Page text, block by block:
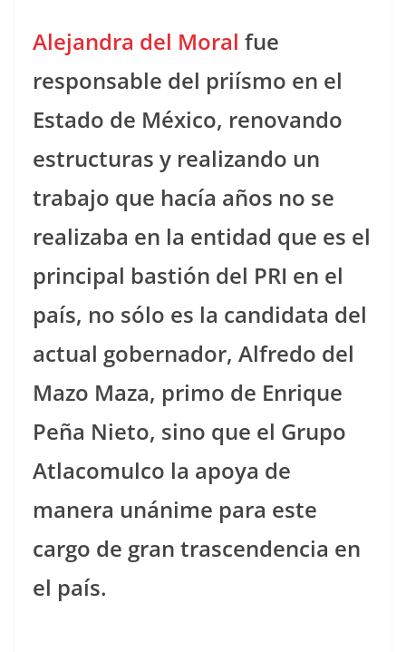
Alejandra del Moral fue
responsable del priísmo en el
Estado de México, renovando
estructuras y realizando un
trabajo que hacía años no se
realizaba en la entidad que es el
principal bastión del PRI en el
país, no sólo es la candidata del
actual gobernador, Alfredo del
Mazo Maza, primo de Enrique
Peña Nieto, sino que el Grupo
Atlacomulco la apoya de
manera unánime para este
cargo de gran trascendencia en
el país.